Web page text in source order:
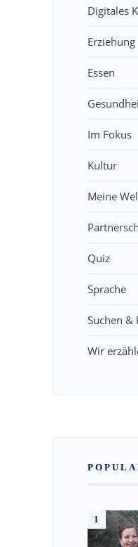
Digitales
Erziehung
Essen
Im Fokus
Kultur
Meine
Quiz
Sprache
Suchen &
Wir